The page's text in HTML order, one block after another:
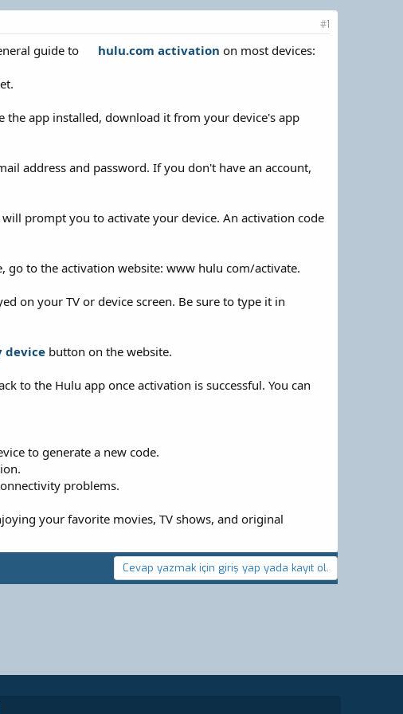
#1
guide to hulu.com activation on most devices:
the app installed, download it from your device's app
address and password. If you don't have an account,
prompt you to activate your device. An activation code
to the activation website: www hulu com/activate.
on your TV or device screen. Be sure to type it in
device button on the website.
to the Hulu app once activation is successful. You can
to generate a new code.
problems.
your favorite movies, TV shows, and original
Cevap yazmak için giriş yap yada kayıt ol.